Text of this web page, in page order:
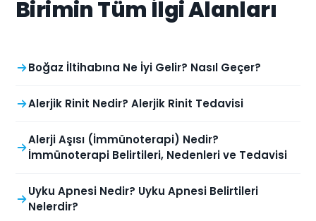
Birimin Tüm İlgi Alanları
Boğaz İltihabına Ne İyi Gelir? Nasıl Geçer?
Alerjik Rinit Nedir? Alerjik Rinit Tedavisi
Alerji Aşısı (İmmünoterapi) Nedir?
İmmünoterapi Belirtileri, Nedenleri ve Tedavisi
Uyku Apnesi Nedir? Uyku Apnesi Belirtileri
Nelerdir?